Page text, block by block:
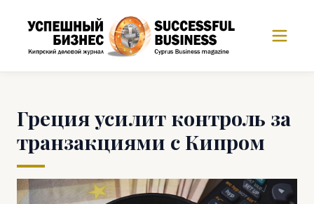
Греция усилит контроль за
транзакциями с Кипром